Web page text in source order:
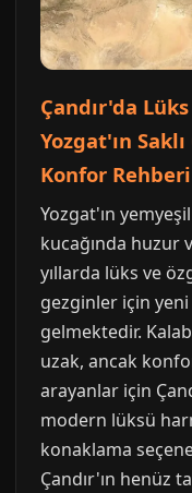
Çandır'da
Yozgat'ın
Konfor Rehberi
Yozgat'ın
kucağında huzur
yıllarda lüks ve
gezginler için
gelmektedir.
uzak, ancak
arayanlar için
modern lüksü
konaklama
Çandır'ın henüz